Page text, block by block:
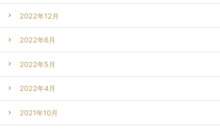
2022年12月
2022年6月
2022年5月
2022年4月
2021年10月